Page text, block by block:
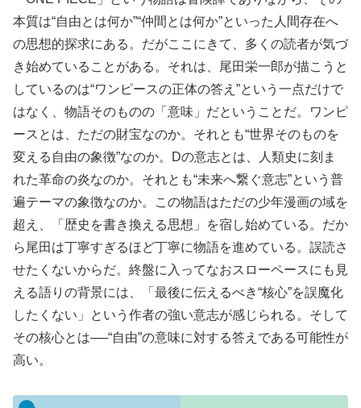
本質は“自由とは何か”“仲間とは何か”といった人間存在へ
の思想的探求にある。だがここにきて、多くの読者が気づ
き始めていることがある。それは、尾田栄一郎が描こうと
しているのは“ワンピースの正体の答え”という一点だけで
はなく、物語そのものの「意味」だということだ。ワンピ
ースとは、ただの財宝なのか。それとも“世界そのものを
変える自由の象徴”なのか。Dの意志とは、人類史に刻ま
れた革命の炎なのか。それとも“未来へ繋ぐ意志”という普
遍テーマの象徴なのか。この物語はただの少年漫画の域を
超え、「歴史を書き換える思想」を宿し始めている。だか
ら尾田は丁寧すぎるほど丁寧に物語を進めている。誤読さ
せたくないからだ。終盤に入ってなおスローペースにも見
える語りの背景には、「最後に伝えるべき“核心”を誤魔化
したくない」という作者の強い意志が感じられる。そして
その核心とは──“自由”の意味に対する答えである可能性が
高い。